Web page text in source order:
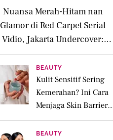
Nuansa Merah-Hitam nan
Glamor di Red Carpet Serial
Vidio, Jakarta Undercover:
Members Only
BEAUTY
Kulit Sensitif Sering
Kemerahan? Ini Cara
Menjaga Skin Barrier
agar Tetap Tenang
BEAUTY